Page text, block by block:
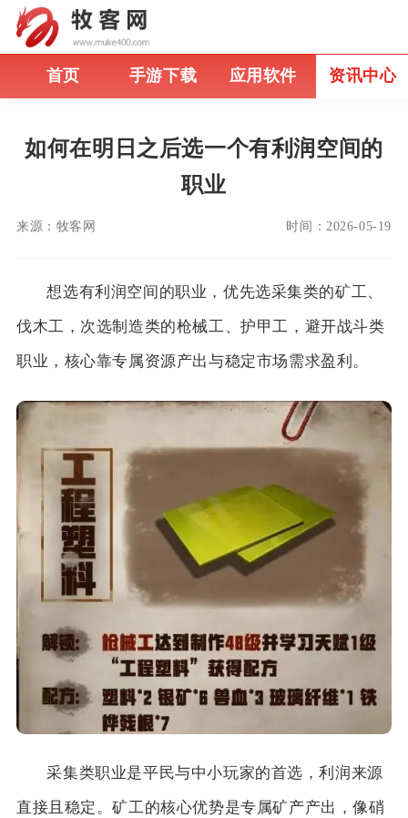
首页 手游下载 应用软件 资讯中心
如何在明日之后选一个有利润空间的
职业
来源： 牧客网 时间： 2026-05-19
想选有利润空间的职业，优先选采集类的矿工、
伐木工，次选制造类的枪械工、护甲工，避开战斗类
职业，核心靠专属资源产出与稳定市场需求盈利。
采集类职业是平民与中小玩家的首选，利润来源
直接且稳定。矿工的核心优势是专属矿产产出，像硝